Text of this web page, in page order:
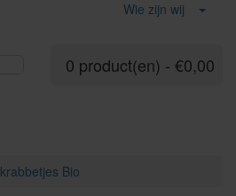
Wie zijn wij
0 product(en) - €0,00
krabbetjes Bio